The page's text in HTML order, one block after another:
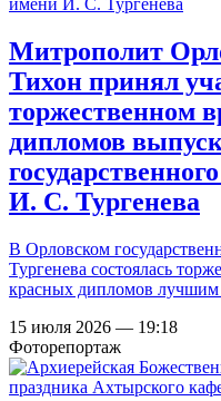
Митрополит
Тихон принял
торжественном
дипломов
И. С. Тургенева
В Орловском
Тургенева состоялась
красных дипломов
15 июля 2026 — 19:18
Фоторепортаж